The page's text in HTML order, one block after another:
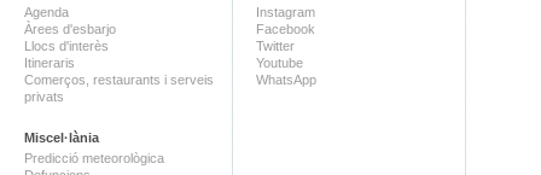
Agenda
Àrees d'esbarjo
Llocs d'interès
Itineraris
Comerços, restaurants i serveis
privats
Miscel·lània
Predicció meteorològica
Instagram
Facebook
Twitter
Youtube
WhatsApp